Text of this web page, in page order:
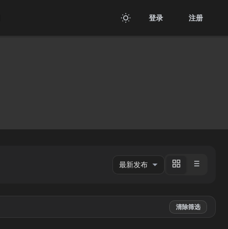
登录 注册
清除筛选